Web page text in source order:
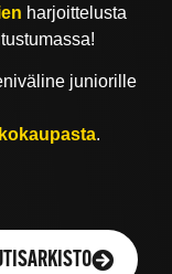
harjoittelusta
juniorille
.